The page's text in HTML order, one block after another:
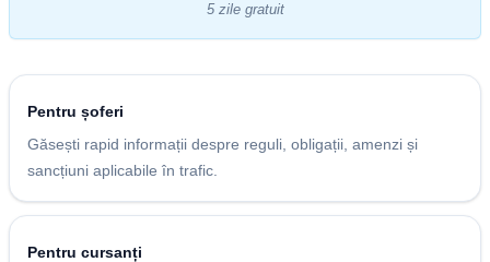
5 zile gratuit
Pentru șoferi
Găsești rapid informații despre reguli, obligații, amenzi și
sancțiuni aplicabile în trafic.
Pentru cursanți